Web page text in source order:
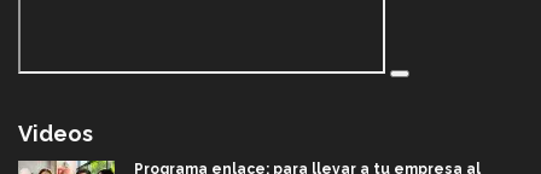
Videos
Programa enlace: para llevar a tu empresa al